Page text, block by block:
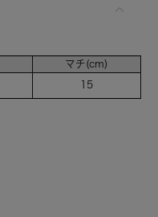
マチ(cm)
15